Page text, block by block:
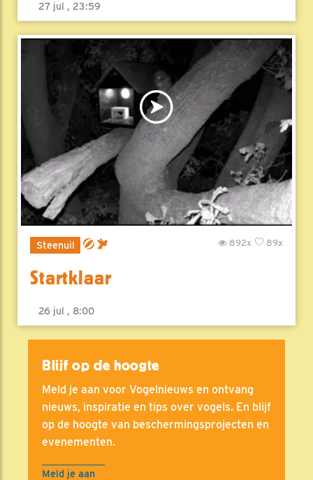
27 jul , 23:59
Steenuil 89x
892x
Startklaar
26 jul , 8:00
Blijf op de hoogte
Meld je aan voor Vogelnieuws en ontvang
nieuws, inspiratie en tips over vogels. En blijf
op de hoogte van beschermingsprojecten en
evenementen.
Meld je aan